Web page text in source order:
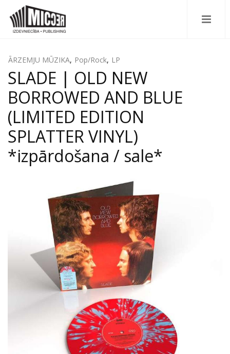
ĀRZEMJU MŪZIKA, Pop/Rock, LP
SLADE | OLD NEW
BORROWED AND BLUE
(LIMITED EDITION
SPLATTER VINYL)
*izpārdošana / sale*